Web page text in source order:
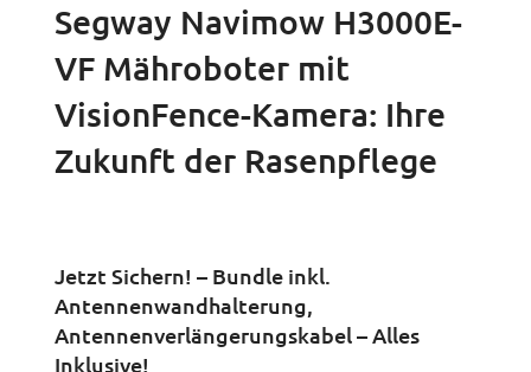
Segway Navimow H3000E-
VF Mähroboter mit
VisionFence-Kamera: Ihre
Zukunft der Rasenpflege
Jetzt Sichern! – Bundle inkl.
Antennenwandhalterung,
Antennenverlängerungskabel – Alles
Inklusive!